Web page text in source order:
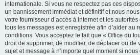
internationale. Si vous ne respectez pas ces
un bannissement immédiat et définitif et nous
votre fournisseur d’accès à internet et les autorités
tous les messages est enregistrée afin d’aider au
conditions. Vous acceptez le fait que « Office du
droit de supprimer, de modifier, de déplacer ou de
sujet et message à n’importe quel moment si